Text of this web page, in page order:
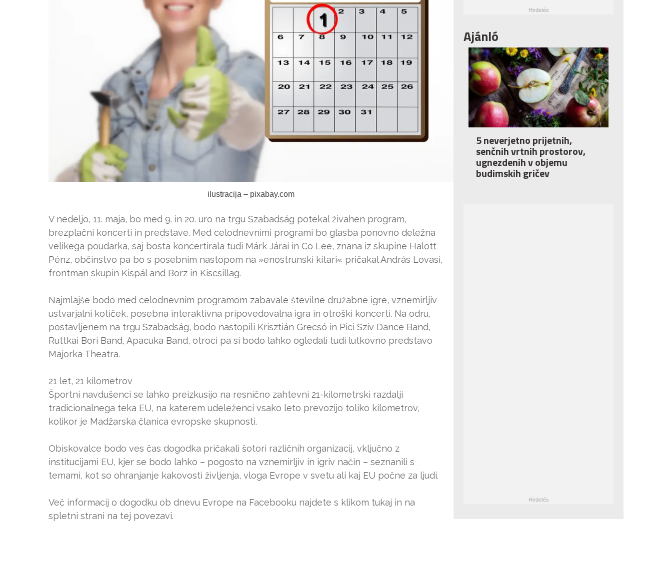
ilustracija – pixabay.com
V nedeljo, 11. maja, bo med 9. in 20. uro na trgu Szabadság potekal živahen program,
brezplačni koncerti in predstave. Med celodnevnimi programi bo glasba ponovno deležna
velikega poudarka, saj bosta koncertirala tudi Márk Járai in Co Lee, znana iz skupine Halott
Pénz, občinstvo pa bo s posebnim nastopom na »enostrunski kitari« pričakal András Lovasi,
frontman skupin Kispál and Borz in Kiscsillag.
Najmlajše bodo med celodnevnim programom zabavale številne družabne igre, vznemirljiv
ustvarjalni kotiček, posebna interaktivna pripovedovalna igra in otroški koncerti. Na odru,
postavljenem na trgu Szabadság, bodo nastopili Krisztián Grecsó in Pici Szív Dance Band,
Ruttkai Bori Band, Apacuka Band, otroci pa si bodo lahko ogledali tudi lutkovno predstavo
Majorka Theatra.
21 let, 21 kilometrov
Športni navdušenci se lahko preizkusijo na resnično zahtevni 21-kilometrski razdalji
tradicionalnega teka EU, na katerem udeleženci vsako leto prevozijo toliko kilometrov,
kolikor je Madžarska članica evropske skupnosti.
Obiskovalce bodo ves čas dogodka pričakali šotori različnih organizacij, vključno z
institucijami EU, kjer se bodo lahko – pogosto na vznemirljiv in igriv način – seznanili s
temami, kot so ohranjanje kakovosti življenja, vloga Evrope v svetu ali kaj EU počne za ljudi.
Več informacij o dogodku ob dnevu Evrope na Facebooku najdete s klikom tukaj in na
spletni strani na tej povezavi.
Ajánló
5 neverjetno prijetnih,
senčnih vrtnih prostorov,
ugnezdenih v objemu
budimskih gričev